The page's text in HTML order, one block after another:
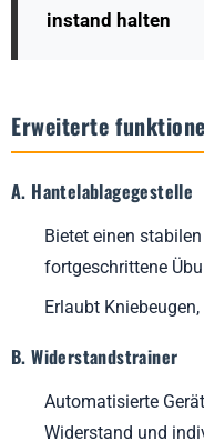
instand halten
Erweiterte
A. Hantelablagegestelle
Bietet einen
fortgeschrittene
Erlaubt
B. Widerstandstrainer
Automatisierte
Widerstand und